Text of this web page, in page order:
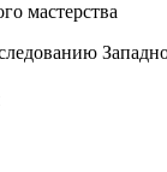
мастерства